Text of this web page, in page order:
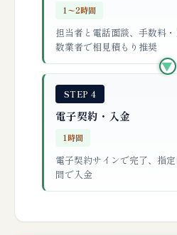
1〜2時間
担当者と電話面談、手数料
数業者で相見積もり推奨
▶
STEP 4
電子契約・入金
1時間
電子契約サインで完了、指
間で入金